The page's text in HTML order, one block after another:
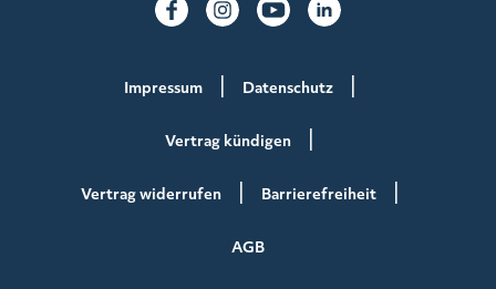
Impressum Datenschutz
Vertrag kündigen
Vertrag widerrufen Barrierefreiheit
AGB